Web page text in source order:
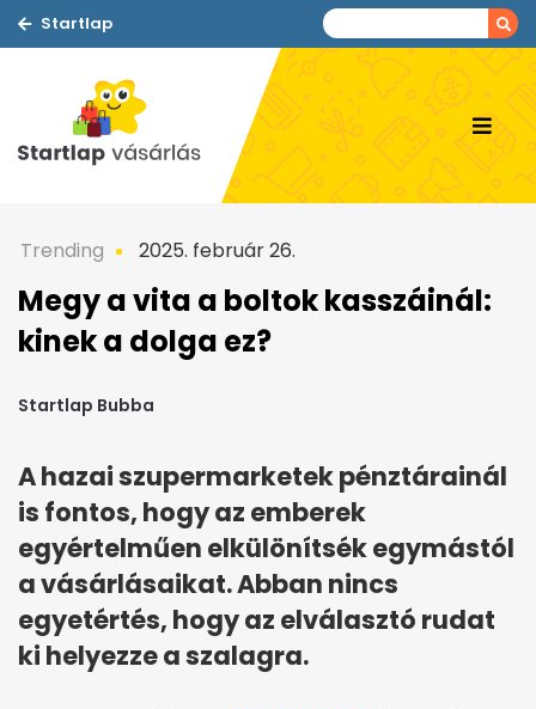
Startlap
Trending 2025. február 26.
Megy a vita a boltok kasszáinál:
kinek a dolga ez?
Startlap Bubba
A hazai szupermarketek pénztárainál
is fontos, hogy az emberek
egyértelműen elkülönítsék egymástól
a vásárlásaikat. Abban nincs
egyetértés, hogy az elválasztó rudat
ki helyezze a szalagra.